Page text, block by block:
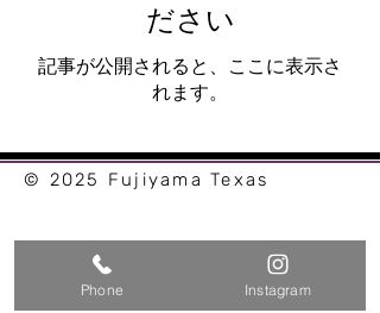
ださい
記事が公開されると、ここに表示さ
れます。
© 2025 Fujiyama Texas
Phone Instagram